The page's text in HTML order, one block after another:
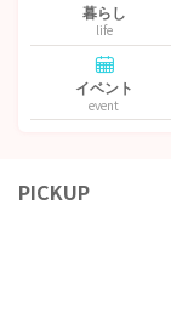
暮らし
life
イベント
event
PICKUP